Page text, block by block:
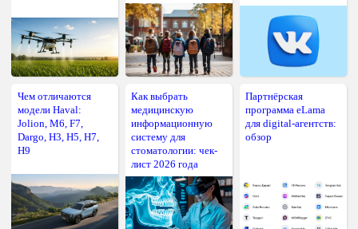
Чем отличаются
модели Haval:
Jolion, M6, F7,
Dargo, H3, H5, H7,
H9
Как выбрать
медицинскую
информационную
систему для
стоматологии: чек-
лист 2026 года
Партнёрская
программа eLama
для digital-агентств:
обзор